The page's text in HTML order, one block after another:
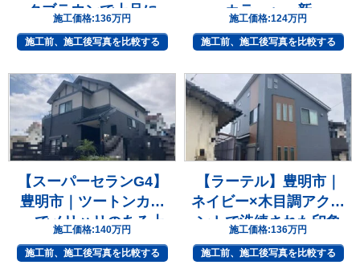
クブラウンで上品に
施工価格:136万円
施工前、施工後写真を比較する
カラーへ一新
施工価格:124万円
施工前、施工後写真を比較する
【スーパーセランG4】
豊明市｜ツートンカラ
ーでメリハリのある上
質な住まいへ
施工価格:140万円
施工前、施工後写真を比較する
【ラーテル】豊明市｜
ネイビー×木目調アクセ
ントで洗練された印象
へ
施工価格:136万円
施工前、施工後写真を比較する